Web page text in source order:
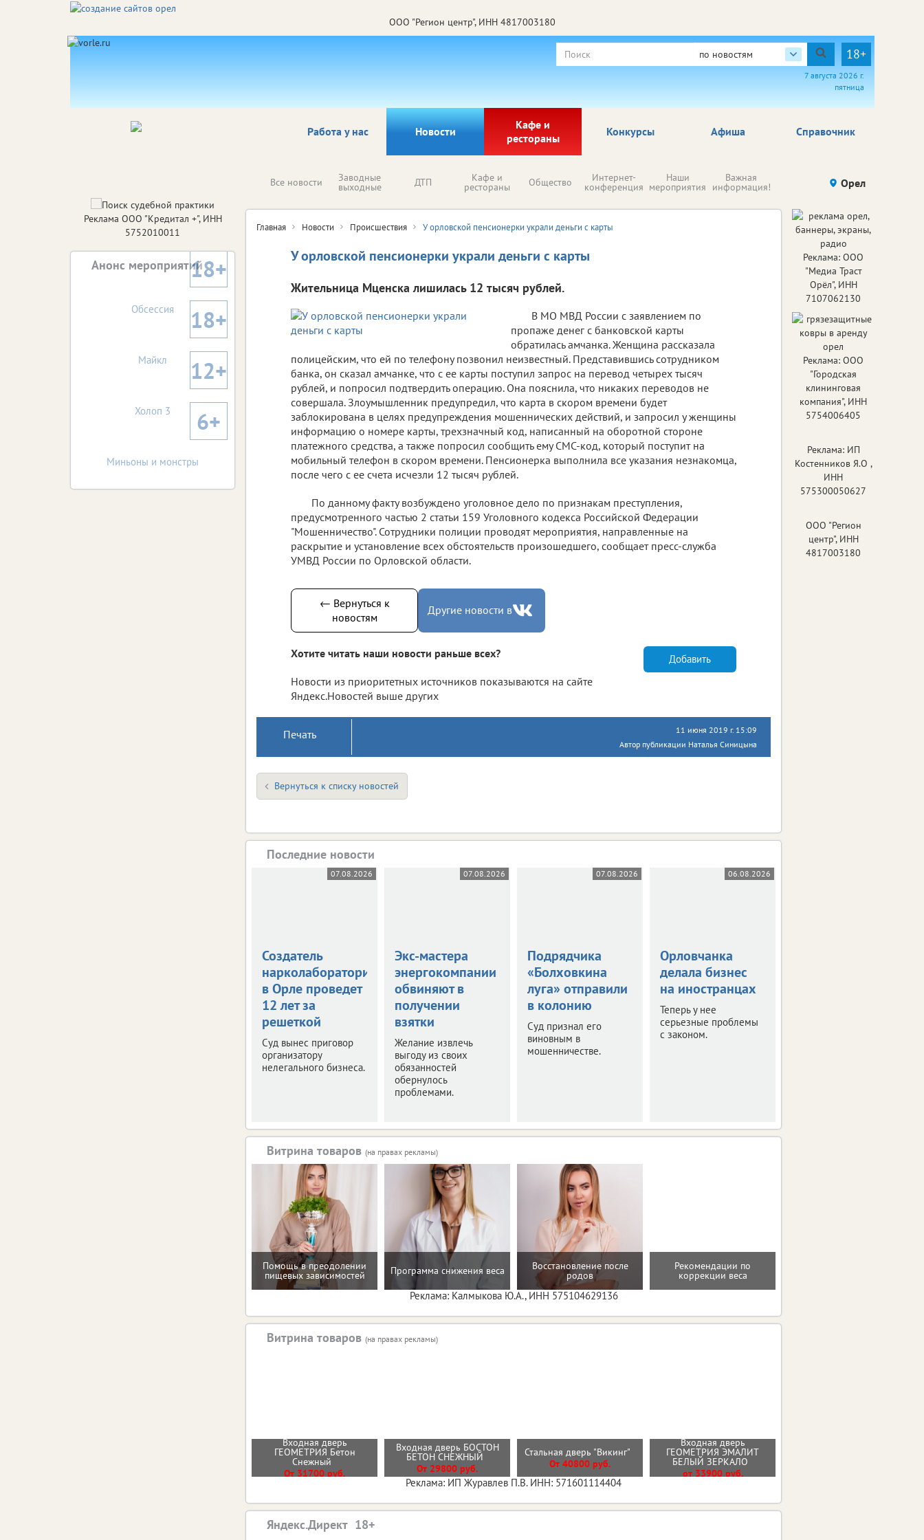
ООО "Регион центр", ИНН 4817003180
по новостям 18+
7 августа 2026 г.
пятница
Работа у нас Новости
Кафе и
рестораны
Афиша Справочник
Конкурсы
Все новости Заводные
выходные ДТП Кафе и
рестораны Общество Интернет-
конференция
Наши
мероприятия
Важная
информация! Происшествия Здоровье
Орел
Главная Новости Происшествия У орловской пенсионерки украли деньги с карты
У орловской пенсионерки украли деньги с карты
Жительница Мценска лишилась 12 тысяч рублей.
В МО МВД России с заявлением по
пропаже денег с банковской карты
обратилась амчанка. Женщина рассказала
полицейским, что ей по телефону позвонил неизвестный. Представившись сотрудником
банка, он сказал амчанке, что с ее карты поступил запрос на перевод четырех тысяч
рублей, и попросил подтвердить операцию. Она пояснила, что никаких переводов не
совершала. Злоумышленник предупредил, что карта в скором времени будет
заблокирована в целях предупреждения мошеннических действий, и запросил у женщины
информацию о номере карты, трехзначный код, написанный на оборотной стороне
платежного средства, а также попросил сообщить ему СМС-код, который поступит на
мобильный телефон в скором времени. Пенсионерка выполнила все указания незнакомца,
после чего с ее счета исчезли 12 тысяч рублей.
По данному факту возбуждено уголовное дело по признакам преступления,
предусмотренного частью 2 статьи 159 Уголовного кодекса Российской Федерации
"Мошенничество". Сотрудники полиции проводят мероприятия, направленные на
раскрытие и установление всех обстоятельств произошедшего, сообщает пресс-служба
УМВД России по Орловской области.
← Вернуться к
новостям
Другие новости в
Хотите читать наши новости раньше всех?
Новости из приоритетных источников показываются на сайте
Яндекс.Новостей выше других
Добавить
Печать
11 июня 2019 г. 15:09
Автор публикации Наталья Синицына
Вернуться к списку новостей
Последние новости
07.08.2026
Создатель
нарколаборатории
в Орле проведет
12 лет за
решеткой
Суд вынес приговор
организатору
нелегального бизнеса.
07.08.2026
Экс-мастера
энергокомпании
обвиняют в
получении
взятки
Желание извлечь
выгоду из своих
обязанностей
обернулось
проблемами.
07.08.2026
Подрядчика
«Болховкина
луга» отправили
в колонию
Суд признал его
виновным в
мошенничестве.
06.08.2026
Орловчанка
делала бизнес
на иностранцах
Теперь у нее
серьезные проблемы
с законом.
Витрина товаров (на правах рекламы)
Помощь в преодолении
пищевых зависимостей Программа снижения веса Восстановление после
родов
Рекомендации по
коррекции веса
Реклама: Калмыкова Ю.А., ИНН 575104629136
Витрина товаров (на правах рекламы)
Входная дверь
ГЕОМЕТРИЯ Бетон
Снежный
От 31700 руб.
Входная дверь БОСТОН
БЕТОН СНЕЖНЫЙ
От 29800 руб.
Стальная дверь "Викинг"
От 40800 руб.
Входная дверь
ГЕОМЕТРИЯ ЭМАЛИТ
БЕЛЫЙ ЗЕРКАЛО
от 33900 руб.
Реклама: ИП Журавлев П.В. ИНН: 571601114404
Яндекс.Директ
Реклама ООО "Кредитал +", ИНН
5752010011
Анонс мероприятий18+
Обсессия 18+
Майкл 12+
Холоп 3 6+
Миньоны и монстры
Реклама: ООО
"Медиа Траст
Орёл", ИНН
7107062130
Реклама: ООО
"Городская
клининговая
компания", ИНН
5754006405
Реклама: ИП
Костенников Я.О ,
ИНН
575300050627
ООО "Регион
центр", ИНН
4817003180